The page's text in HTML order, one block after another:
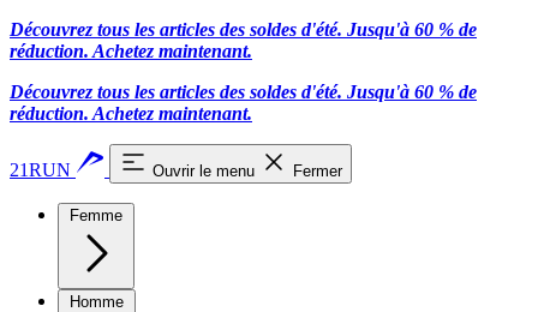
Découvrez tous les articles des soldes d'été. Jusqu'à 60 % de
réduction. Achetez maintenant.
Découvrez tous les articles des soldes d'été. Jusqu'à 60 % de
réduction. Achetez maintenant.
21RUN Ouvrir le menu Fermer
Femme
Homme